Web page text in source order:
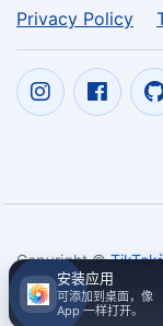
Privacy Policy
Copyright ©TikTok
frequently）
安装应用
可添加到桌面，像
App 一样打开。